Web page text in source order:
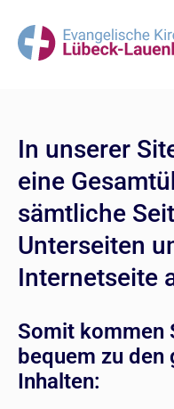
In unserer
eine
sämtliche
Unterseiten
Internetseite
Somit kommen
bequem zu den
Inhalten: